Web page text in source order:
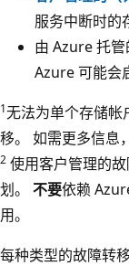
服务中断时的
由 Azure 托管
Azure 可能会
1无法为单个存储
移。 如需更多信息
2 使用客户管理的
划。 不要依赖
用。
每种类型的故障转